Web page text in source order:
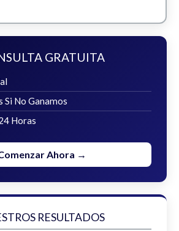
GRATUITA
No Ganamos
Horas
Ahora →
RESULTADOS